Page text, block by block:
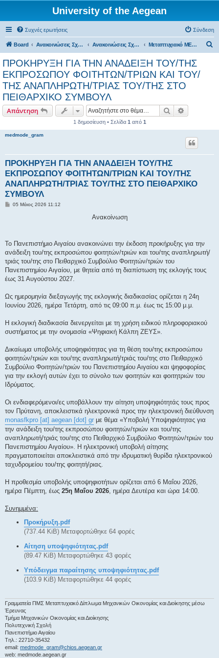
University of the Aegean
Συχνές ερωτήσεις Σύνδεση
Board Ανακοινώσεις Σχολών, Τμημάτων, Συλλόγων & Υπηρεσιών Ανακοινώσεις Σχολών & Τμημάτων (Χίος) Μεταπτυχιακό ΜΕΔΜΟΔΕ
ΠΡΟΚΗΡΥΞΗ ΓΙΑ ΤΗΝ ΑΝΑΔΕΙΞΗ ΤΟΥ/ΤΗΣ
ΕΚΠΡΟΣΩΠΟΥ ΦΟΙΤΗΤΩΝ/ΤΡΙΩΝ ΚΑΙ ΤΟΥ/
ΤΗΣ ΑΝΑΠΛΗΡΩΤΗ/ΤΡΙΑΣ ΤΟΥ/ΤΗΣ ΣΤΟ
ΠΕΙΘΑΡΧΙΚΟ ΣΥΜΒΟΥΛ
Απάντηση Αναζήτηση
1 δημοσίευση • Σελίδα 1 από 1
medmode_gram
ΠΡΟΚΗΡΥΞΗ ΓΙΑ ΤΗΝ ΑΝΑΔΕΙΞΗ ΤΟΥ/ΤΗΣ
ΕΚΠΡΟΣΩΠΟΥ ΦΟΙΤΗΤΩΝ/ΤΡΙΩΝ ΚΑΙ ΤΟΥ/ΤΗΣ
ΑΝΑΠΛΗΡΩΤΗ/ΤΡΙΑΣ ΤΟΥ/ΤΗΣ ΣΤΟ ΠΕΙΘΑΡΧΙΚΟ
ΣΥΜΒΟΥΛ
Δ
υ
σ
05 Μάιος 2026 11:12
Ανακοίνωση
Το Πανεπιστήμιο Αιγαίου ανακοινώνει την έκδοση προκήρυξης για την
ανάδειξη του/της εκπροσώπου φοιτητών/τριών και του/της αναπληρωτή/
τριάς του/της στο Πειθαρχικό Συμβούλιο Φοιτητών/τριών του
Πανεπιστημίου Αιγαίου, με θητεία από τη διαπίστωση της εκλογής τους
έως 31 Αυγούστου 2027.
Ως ημερομηνία διεξαγωγής της εκλογικής διαδικασίας ορίζεται η 24η
Ιουνίου 2026, ημέρα Τετάρτη, από τις 09:00 π.μ. έως τις 15:00 μ.μ.
Η εκλογική διαδικασία διενεργείται με τη χρήση ειδικού πληροφοριακού
συστήματος με την ονομασία «Ψηφιακή Κάλπη ΖΕΥΣ».
Δικαίωμα υποβολής υποψηφιότητας για τη θέση του/της εκπροσώπου
φοιτητών/τριών και του/της αναπληρωτή/τριάς του/της στο Πειθαρχικό
Συμβούλιο Φοιτητών/τριών του Πανεπιστημίου Αιγαίου και ψηφοφορίας
για την εκλογή αυτών έχει το σύνολο των φοιτητών και φοιτητριών του
Ιδρύματος.
Οι ενδιαφερόμενοι/ες υποβάλλουν την αίτηση υποψηφιότητάς τους προς
τον Πρύτανη, αποκλειστικά ηλεκτρονικά προς την ηλεκτρονική διεύθυνση
monasfkpro [at] aegean [dot] gr με θέμα «Υποβολή Υποψηφιότητας για
την ανάδειξη του/της εκπροσώπου φοιτητών/τριών και του/της
αναπληρωτή/τριάς του/της στο Πειθαρχικό Συμβούλιο Φοιτητών/τριών του
Πανεπιστημίου Αιγαίου». Η ηλεκτρονική υποβολή αίτησης
πραγματοποιείται αποκλειστικά από την ιδρυματική θυρίδα ηλεκτρονικού
ταχυδρομείου του/της φοιτητή/ριας.
Η προθεσμία υποβολής υποψηφιοτήτων ορίζεται από 6 Μαΐου 2026,
ημέρα Πέμπτη, έως 25η Μαΐου 2026, ημέρα Δευτέρα και ώρα 14:00.
Συνημμένα:
Προκήρυξη.pdf
(737.44 KiB) Μεταφορτώθηκε 64 φορές
Αίτηση υποψηφιότητας.pdf
(89.47 KiB) Μεταφορτώθηκε 43 φορές
Υπόδειγμα παραίτησης υποψηφιότητας.pdf
(103.9 KiB) Μεταφορτώθηκε 44 φορές
Γραμματεία ΠΜΣ Μεταπτυχιακό Δίπλωμα Μηχανικών Οικονομίας και Διοίκησης μέσω
Έρευνας
Τμήμα Μηχανικών Οικονομίας και Διοίκησης
Πολυτεχνική Σχολή
Πανεπιστήμιο Αιγαίου
Tηλ.: 22710-35432
email: medmode_gram@chios.aegean.gr
web: medmode.aegean.gr